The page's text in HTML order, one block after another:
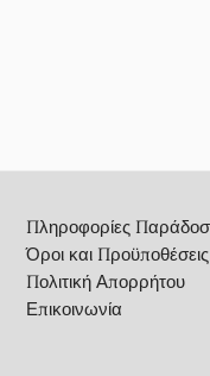
Πληροφορίες
Όροι και Προϋποθέσεις
Πολιτική Απορρήτου
Επικοινωνία